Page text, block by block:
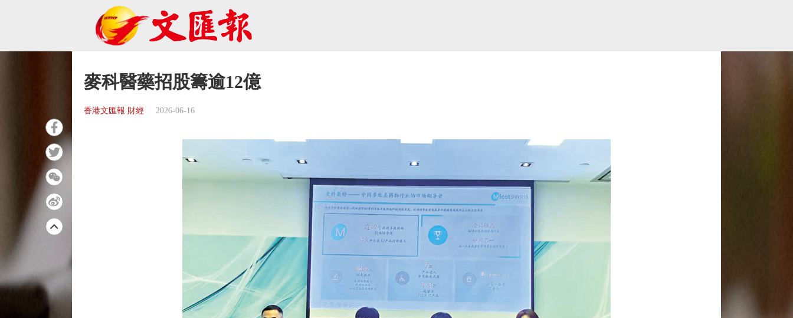
麥科醫藥招股籌逾12億
香港文匯報 財經 2026-06-16